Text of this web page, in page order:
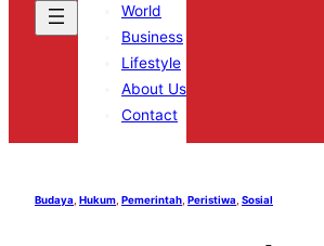
World
Business
Lifestyle
About Us
Contact
Budaya Hukum Pemerintah Peristiwa Sosial